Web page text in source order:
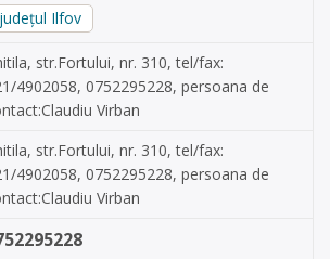
județul Ilfov
str.Fortului, nr. 310, tel/fax:
4902058, 0752295228, persoana de
Virban
str.Fortului, nr. 310, tel/fax:
4902058, 0752295228, persoana de
Virban